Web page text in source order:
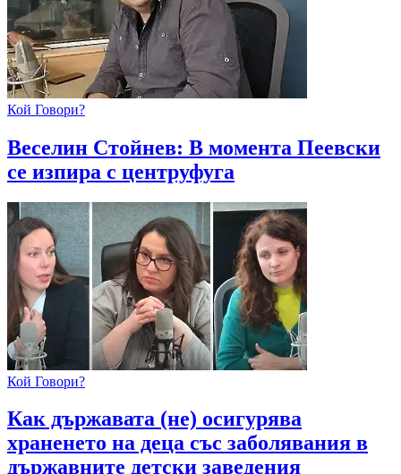
Кой Говори?
Веселин Стойнев: В момента Пеевски
се изпира с центруфуга
Кой Говори?
Как държавата (не) осигурява
храненето на деца със заболявания в
държавните детски заведения